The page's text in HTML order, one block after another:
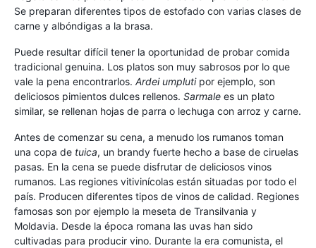
Se preparan diferentes tipos de estofado con varias clases de
carne y albóndigas a la brasa.
Puede resultar difícil tener la oportunidad de probar comida
tradicional genuina. Los platos son muy sabrosos por lo que
vale la pena encontrarlos. Ardei umpluti por ejemplo, son
deliciosos pimientos dulces rellenos. Sarmale es un plato
similar, se rellenan hojas de parra o lechuga con arroz y carne.
Antes de comenzar su cena, a menudo los rumanos toman
una copa de tuica, un brandy fuerte hecho a base de ciruelas
pasas. En la cena se puede disfrutar de deliciosos vinos
rumanos. Las regiones vitivinícolas están situadas por todo el
país. Producen diferentes tipos de vinos de calidad. Regiones
famosas son por ejemplo la meseta de Transilvania y
Moldavia. Desde la época romana las uvas han sido
cultivadas para producir vino. Durante la era comunista, el